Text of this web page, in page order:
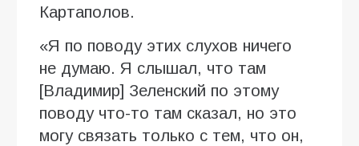
Картаполов.
«Я по поводу этих слухов ничего
не думаю. Я слышал, что там
[Владимир] Зеленский по этому
поводу что-то там сказал, но это
могу связать только с тем, что он,